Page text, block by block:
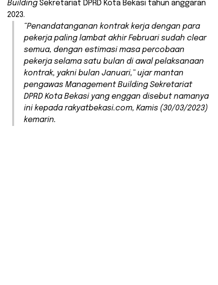
Building Sekretariat DPRD Kota Bekasi tahun anggaran
2023.
“Penandatanganan kontrak kerja dengan para
pekerja paling lambat akhir Februari sudah clear
semua, dengan estimasi masa percobaan
pekerja selama satu bulan di awal pelaksanaan
kontrak, yakni bulan Januari,” ujar mantan
pengawas Management Building Sekretariat
DPRD Kota Bekasi yang enggan disebut namanya
ini kepada rakyatbekasi.com, Kamis (30/03/2023)
kemarin.